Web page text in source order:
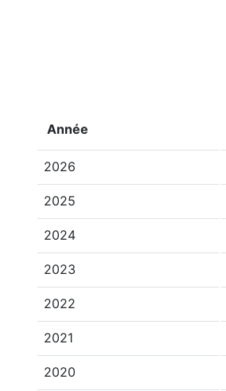
Année
2026
2025
2024
2023
2022
2021
2020